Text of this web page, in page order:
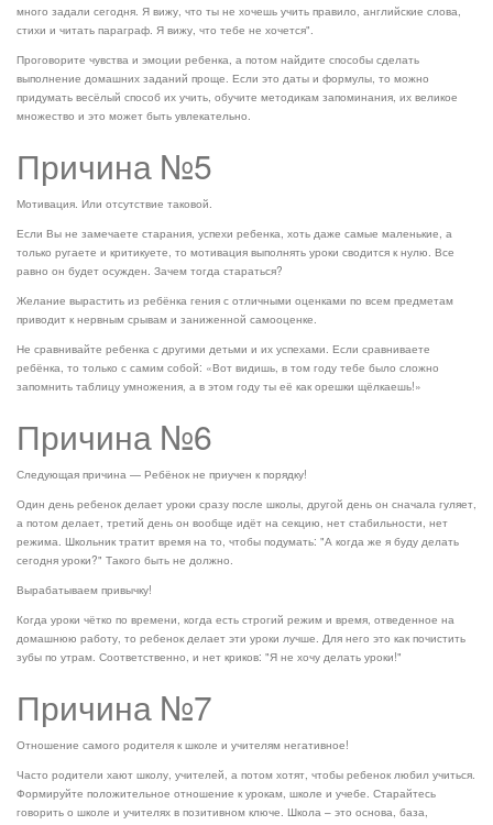
много задали сегодня. Я вижу, что ты не хочешь учить правило, английские слова,
стихи и читать параграф. Я вижу, что тебе не хочется".
Проговорите чувства и эмоции ребенка, а потом найдите способы сделать
выполнение домашних заданий проще. Если это даты и формулы, то можно
придумать весёлый способ их учить, обучите методикам запоминания, их великое
множество и это может быть увлекательно.
Причина №5
Мотивация. Или отсутствие таковой.
Если Вы не замечаете старания, успехи ребенка, хоть даже самые маленькие, а
только ругаете и критикуете, то мотивация выполнять уроки сводится к нулю. Все
равно он будет осужден. Зачем тогда стараться?
Желание вырастить из ребёнка гения с отличными оценками по всем предметам
приводит к нервным срывам и заниженной самооценке.
Не сравнивайте ребенка с другими детьми и их успехами. Если сравниваете
ребёнка, то только с самим собой: «Вот видишь, в том году тебе было сложно
запомнить таблицу умножения, а в этом году ты её как орешки щёлкаешь!»
Причина №6
Следующая причина — Ребёнок не приучен к порядку!
Один день ребенок делает уроки сразу после школы, другой день он сначала гуляет,
а потом делает, третий день он вообще идёт на секцию, нет стабильности, нет
режима. Школьник тратит время на то, чтобы подумать: "А когда же я буду делать
сегодня уроки?" Такого быть не должно.
Вырабатываем привычку!
Когда уроки чётко по времени, когда есть строгий режим и время, отведенное на
домашнюю работу, то ребенок делает эти уроки лучше. Для него это как почистить
зубы по утрам. Соответственно, и нет криков: "Я не хочу делать уроки!"
Причина №7
Отношение самого родителя к школе и учителям негативное!
Часто родители хают школу, учителей, а потом хотят, чтобы ребенок любил учиться.
Формируйте положительное отношение к урокам, школе и учебе. Старайтесь
говорить о школе и учителях в позитивном ключе. Школа – это основа, база,